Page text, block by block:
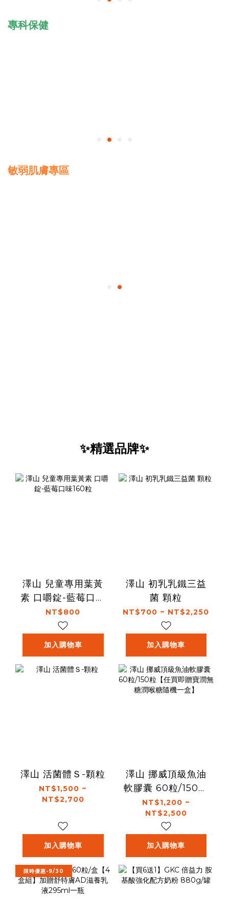
專科保健
敏弱肌膚專區
✨精選品牌✨
澤山 兒童專用葉黃
素 口嚼錠-藍莓口味
160粒
NT$800
加入購物車
澤山 初乳乳鐵三益
菌 顆粒
NT$700 ~ NT$2,250
加入購物車
澤山 活菌體Ｓ-顆粒
NT$1,500 ~
NT$2,700
加入購物車
澤山 挪威頂級魚油
軟膠囊 60粒/150粒
【任買即贈寶潤無
糖潤喉糖隨機一
盒】
NT$1,200 ~
NT$2,500
加入購物車
限時優惠-9/30